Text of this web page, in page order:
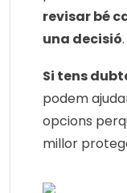
revisar bé
una decisió.
Si tens
podem
opcions
millor